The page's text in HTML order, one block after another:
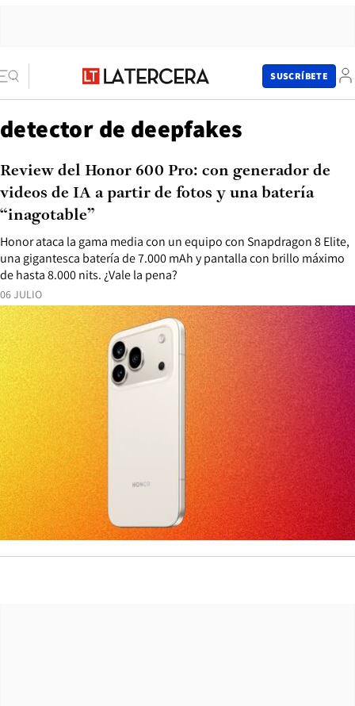
SUSCRÍBETE
detector de deepfakes
06 JULIO
Honor ataca la gama media con un equipo con Snapdragon 8 Elite,
una gigantesca batería de 7.000 mAh y pantalla con brillo máximo
de hasta 8.000 nits. ¿Vale la pena?
Review del Honor 600 Pro: con generador de
videos de IA a partir de fotos y una batería
“inagotable”